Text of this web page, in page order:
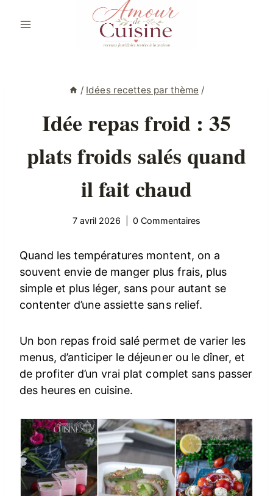
/ Idées recettes par thème /
Idée repas froid : 35
plats froids salés quand
il fait chaud
7 avril 2026 0 Commentaires
Quand les températures montent, on a
souvent envie de manger plus frais, plus
simple et plus léger, sans pour autant se
contenter d’une assiette sans relief.
Un bon repas froid salé permet de varier les
menus, d’anticiper le déjeuner ou le dîner, et
de profiter d’un vrai plat complet sans passer
des heures en cuisine.